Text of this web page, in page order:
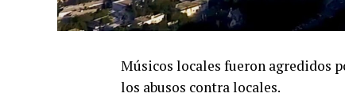
Músicos locales fueron agredidos
los abusos contra locales.